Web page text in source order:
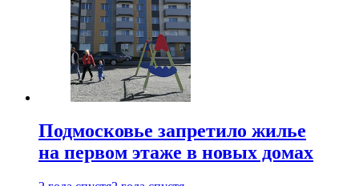
Подмосковье запретило жилье
на первом этаже в новых домах